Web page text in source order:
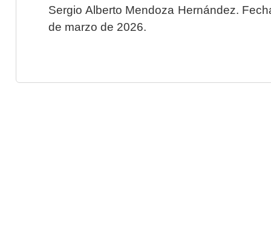
Sergio Alberto Mendoza Hernández.
de marzo de 2026.